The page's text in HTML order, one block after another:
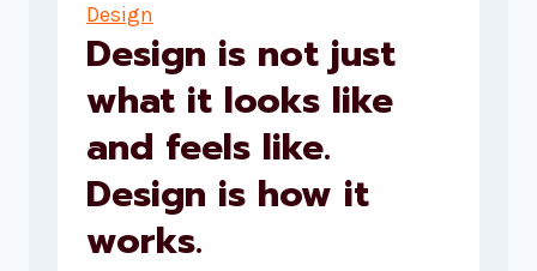
condition
for
design.
Design
Design is not just
what it looks like
and feels like.
Design is how it
works.